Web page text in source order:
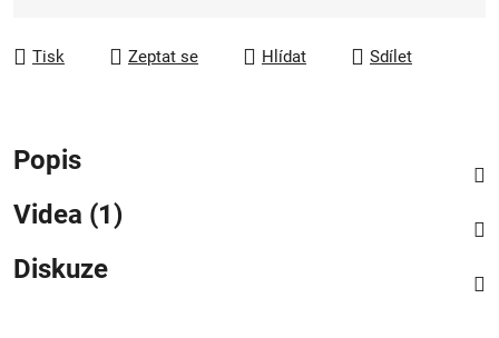
Tisk Zeptat se Hlídat Sdílet
Popis
Videa (1)
Diskuze